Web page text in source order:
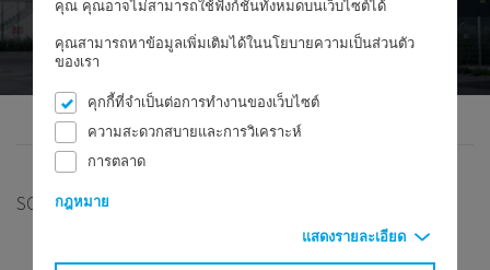
คุณ คุณอาจไม่สามารถใช้ฟังก์ชันทั้งหมดบนเว็บไซต์ได้
คุณสามารถหาข้อมูลเพิ่มเติมได้ในนโยบายความเป็นส่วนตัว
ของเรา
คุกกี้ที่จำเป็นต่อการทำงานของเว็บไซต์
ความสะดวกสบายและการวิเคราะห์
การตลาด
กฎหมาย
แสดงรายละเอียด
SCHNORR GMBH
SCHNORR® KOREA - SOUTH